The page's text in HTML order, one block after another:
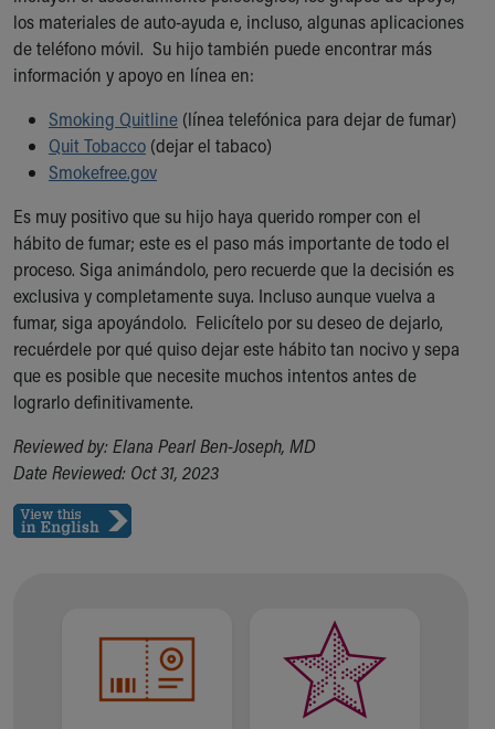
Rest Accommodations
Visiting
Gift Shop
Health Info
Health Information
Healthy Info, Healthy Kids
Inside Children's Blog
KidsHealth Topics
Family Library
Educational Resources
Injury Prevention
Medical Records
Symptom Checker
Skip to main content
los materiales de auto-ayuda e, incluso, algunas aplicaciones
de teléfono móvil. Su hijo también puede encontrar más
información y apoyo en línea en:
Smoking Quitline (línea telefónica para dejar de fumar)
Quit Tobacco (dejar el tabaco)‎
Smokefree.gov
Es muy positivo que su hijo haya querido romper con el
hábito de fumar; este es el paso más importante de todo el
proceso. Siga animándolo, pero recuerde que la decisión es
exclusiva y completamente suya. Incluso aunque vuelva a
fumar, siga apoyándolo. Felicítelo por su deseo de dejarlo,
recuérdele por qué quiso dejar este hábito tan nocivo y sepa
que es posible que necesite muchos intentos antes de
lograrlo definitivamente.
Reviewed by: Elana Pearl Ben-Joseph, MD
Date Reviewed: Oct 31, 2023